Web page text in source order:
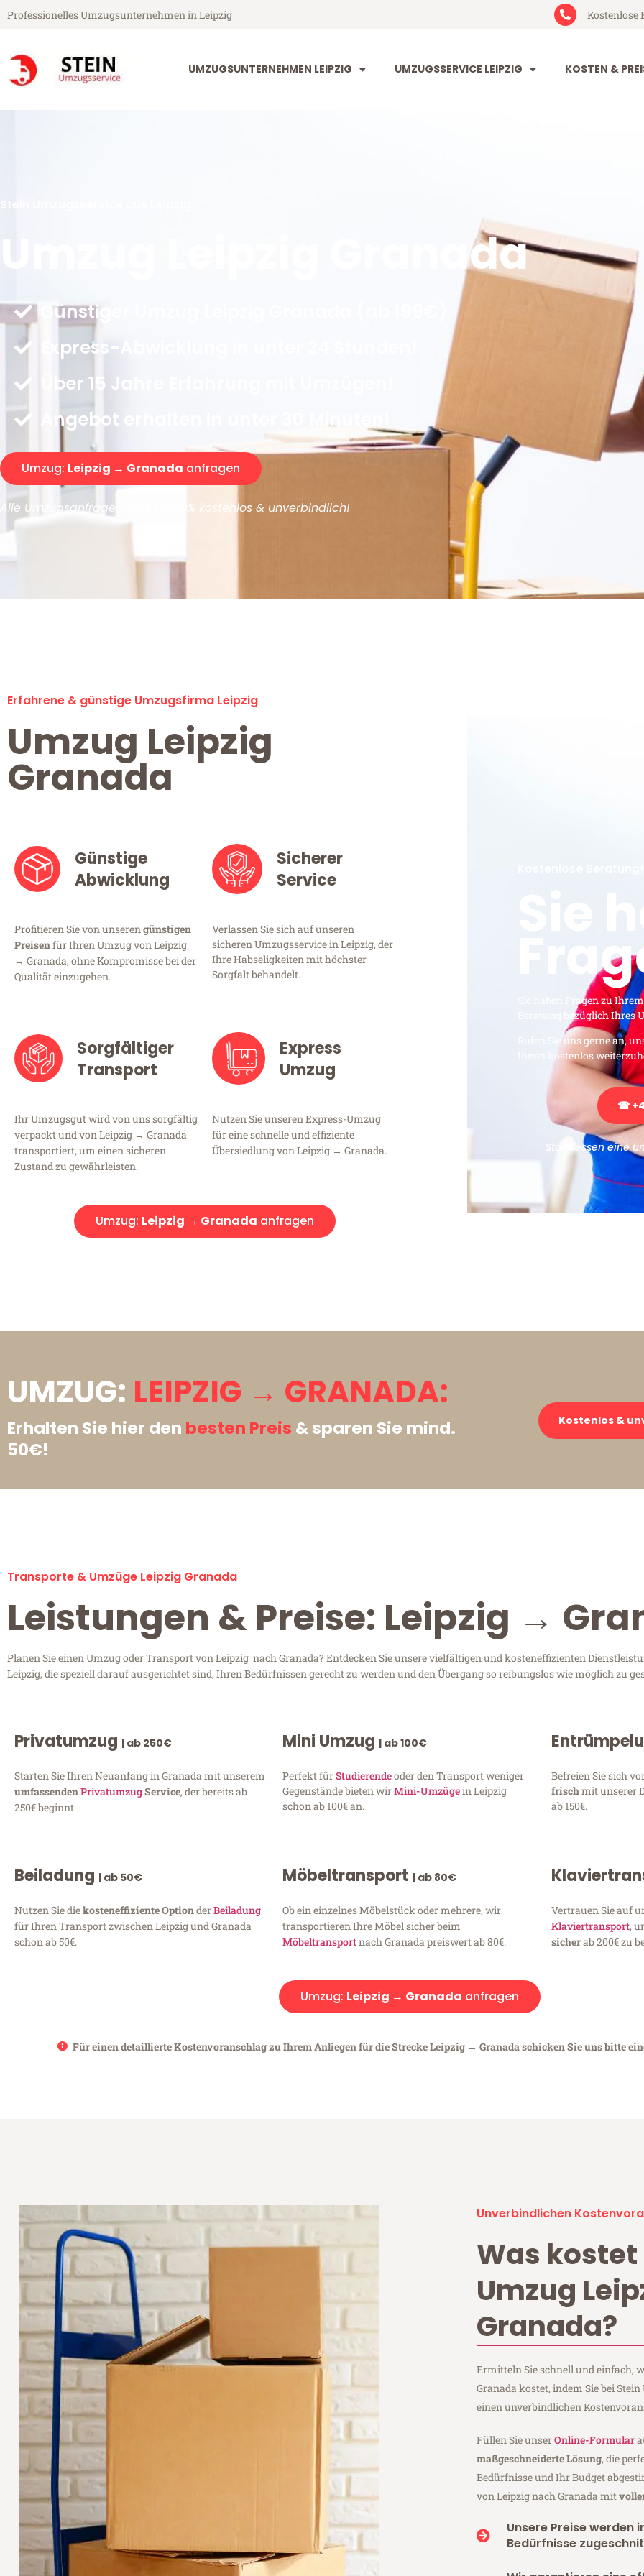
Professionelles Umzugsunternehmen in Leipzig Kostenlose
UMZUGSUNTERNEHMEN LEIPZIG UMZUGSSERVICE LEIPZIG KOSTEN &
Umzug Leipzig Granada
Günstiger Umzug Leipzig Granada (ab 199€)
Express-Abwicklung in unter 24 Stunden!
Über 15 Jahre Erfahrung mit Umzügen!
Angebot erhalten in unter 30 Minuten!
Umzug: Leipzig → Granada anfragen
Alle Umzugsanfragen sind zu 100% kostenlos & unverbindlich!
Erfahrene & günstige Umzugsfirma Leipzig
Umzug Leipzig
Granada
Günstige
Abwicklung
Profitieren Sie von unserengünstigen
Preisenfür Ihren Umzug von Leipzig
→ Granada, ohne Kompromisse bei der
Qualität einzugehen.
Sicherer
Service
Verlassen Sie sich auf unseren
sicheren Umzugsservice in Leipzig, der
Ihre Habseligkeiten mit höchster
Sorgfalt behandelt.
Sorgfältiger
Transport
Ihr Umzugsgut wird von uns sorgfältig
verpackt und von Leipzig → Granada
transportiert, um einen sicheren
Zustand zu gewährleisten.
Express
Umzug
Nutzen Sie unseren Express-Umzug
für eine schnelle und effiziente
Übersiedlung von Leipzig → Granada.
Umzug: Leipzig → Granada anfragen
Sie
Sie haben Fragen zu
Beratung bezüglich Ihres
Rufen Sie uns gerne an,
Ihnen kostenlos
☎
Stattdessen eine
UMZUG: LEIPZIG → GRANADA:
Erhalten Sie hier den besten Preis & sparen Sie mind.
50€!
Kostenlos &
Transporte & Umzüge Leipzig Granada
Leistungen & Preise: Leipzig →
Planen Sie einen Umzug oder Transport von Leipzig nach Granada? Entdecken Sie unsere vielfältigen und kosteneffizienten
Leipzig, die speziell darauf ausgerichtet sind, Ihren Bedürfnissen gerecht zu werden und den Übergang so reibungslos wie möglich zu
Privatumzug | ab 250€
Starten Sie Ihren Neuanfang in Granada mit unserem
umfassendenPrivatumzugService, der bereits ab
250€ beginnt.
Mini Umzug | ab 100€
Perfekt fürStudierendeoder den Transport weniger
Gegenstände bieten wirMini-Umzügein Leipzig
schon ab 100€ an.
Befreien Sie sich
frischmit unserer
ab 150€.
Beiladung | ab 50€
Nutzen Sie diekosteneffiziente OptionderBeiladung
für Ihren Transport zwischen Leipzig und Granada
schon ab 50€.
Möbeltransport | ab 80€
Ob ein einzelnes Möbelstück oder mehrere, wir
transportieren Ihre Möbel sicher beim
Möbeltransportnach Granada preiswert ab 80€.
Vertrauen Sie auf
Klaviertransport,
sicherab 200€ zu
Umzug: Leipzig → Granada anfragen
Für einen detaillierte Kostenvoranschlag zu Ihrem Anliegen für die Strecke Leipzig → Granada schicken Sie uns bitte
Unverbindlichen
Was kostet
Umzug
Granada?
Ermitteln Sie schnell und einfach,
Granada kostet, indem Sie bei
einen unverbindlichen
Füllen Sie unserOnline-Formular
maßgeschneiderte Lösung, die
Bedürfnisse und Ihr Budget
von Leipzig nach Granada mit
Unsere Preise werden
Bedürfnisse